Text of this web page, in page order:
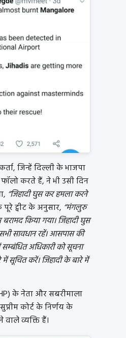
जिन्हें दिल्ली के भाजपा
करते हैं, ने भी उसी दिन
“जिहादी घुस कर हमला करने
ट्वीट के अनुसार, “मंगलुरु
किया गया। जिहादी घुस
सावधान रहें। आसपास की
अधिकारी को सूचना
सूचित करें। जिहादी के बारे में
के नेता और सबरीमाला
कोर्ट के निर्णय के
वाले व्यक्ति हैं।